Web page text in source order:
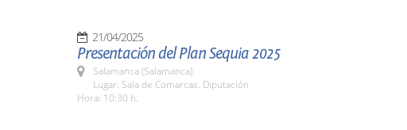
21/04/2025
Presentación del Plan Sequia 2025
Salamanca (Salamanca)
Lugar: Sala de Comarcas. Diputación
Hora: 10:30 h.